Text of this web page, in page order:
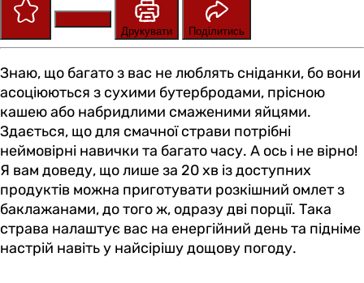
Друкувати
Поділитись
Знаю, що багато з вас не люблять сніданки, бо вони
асоціюються з сухими бутербродами, прісною
кашею або набридлими смаженими яйцями.
Здається, що для смачної страви потрібні
неймовірні навички та багато часу. А ось і не вірно!
Я вам доведу, що лише за 20 хв із доступних
продуктів можна приготувати розкішний омлет з
баклажанами, до того ж, одразу дві порції. Така
страва налаштує вас на енергійний день та підніме
настрій навіть у найсірішу дощову погоду.